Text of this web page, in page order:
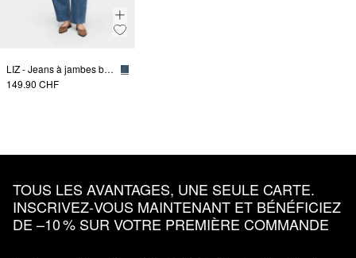
LIZ - Jeans à jambes barrées
149.90 CHF
TOUS LES AVANTAGES, UNE SEULE CARTE.
INSCRIVEZ‑VOUS MAINTENANT ET BÉNÉFICIEZ
DE –10 % SUR VOTRE PREMIÈRE COMMANDE